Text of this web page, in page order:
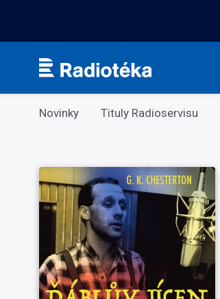
Kategorie
Novinky Tituly Radioservisu